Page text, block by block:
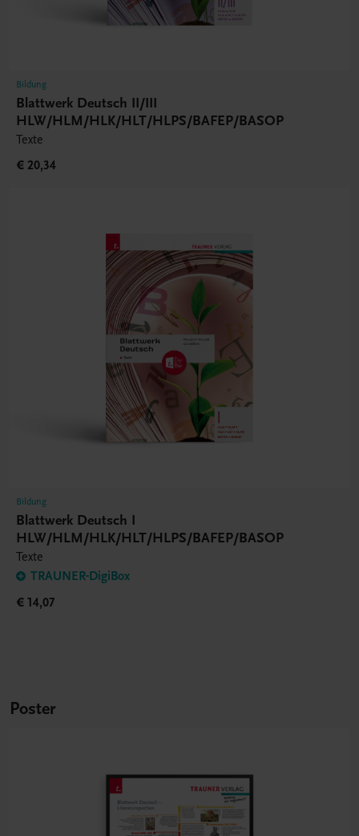
Bildung
Blattwerk Deutsch II/III
HLW/HLM/HLK/HLT/HLPS/BAFEP/BASOP
Texte
€ 20,34
Bildung
Blattwerk Deutsch I
HLW/HLM/HLK/HLT/HLPS/BAFEP/BASOP
Texte
TRAUNER-DigiBox
€ 14,07
Poster